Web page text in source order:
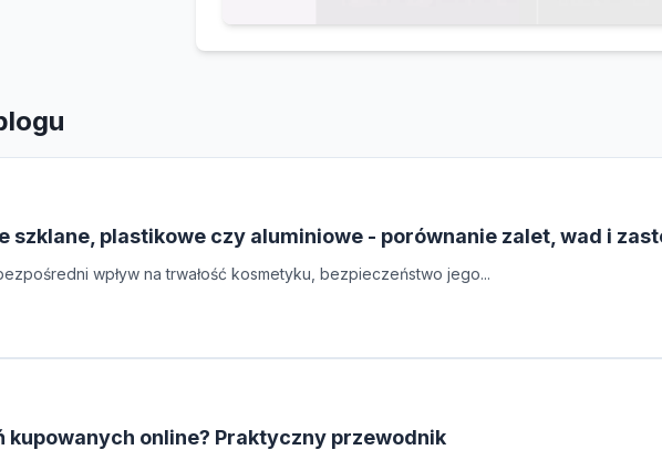
szklane, plastikowe czy aluminiowe - porównanie zalet, wad i
wpływ na trwałość kosmetyku, bezpieczeństwo jego...
kupowanych online? Praktyczny przewodnik